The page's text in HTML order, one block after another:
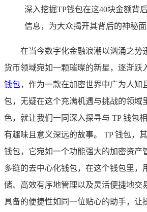
深入挖掘TP钱包在这40块金额背
信息，为大众揭开其背后的神秘面
在当今数字化金融浪潮以汹涌之势
货币领域宛如一颗璀璨的新星，逐渐跃
钱包，作为一款在加密世界中广为人知
包，无疑在这个充满机遇与挑战的领域
色，就让我们一同深入探寻与 TP 钱包
有趣味且意义深远的故事。 TP 钱包，
钱包，它宛如一个功能强大的加密资产
多链的去中心化钱包，在这个钱包里，
储、高效有序地管理以及灵活便捷地交
具备的便捷性如同一位贴心的助手，让